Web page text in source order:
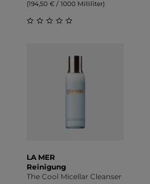
(194,50 € / 1000 Milliliter)
LA MER
Reinigung
The Cool Micellar Cleanser